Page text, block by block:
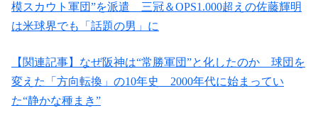
模スカウト軍団”を派遣 三冠＆OPS1.000超えの佐藤輝明
は米球界でも「話題の男」に
【関連記事】なぜ阪神は“常勝軍団”と化したのか 球団を
変えた「方向転換」の10年史 2000年代に始まってい
た“静かな種まき”